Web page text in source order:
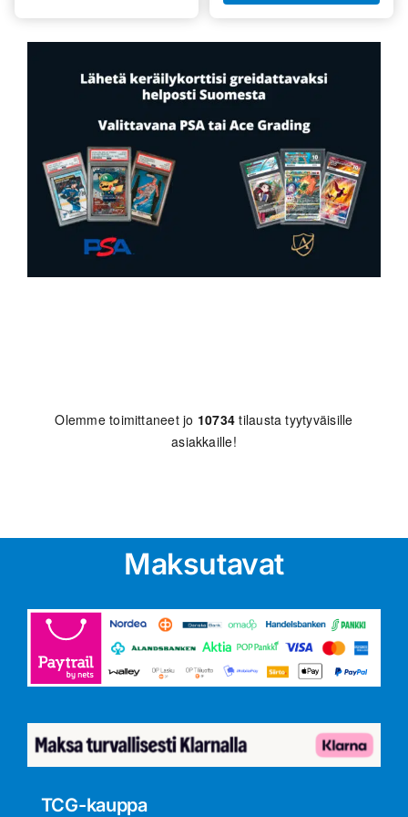
Olemme toimittaneet jo 10734 tilausta tyytyväisille
asiakkaille!
Maksutavat
TCG-kauppa